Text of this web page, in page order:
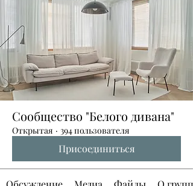
Сообщество "Белого дивана"
Открытая · 394 пользователя
Присоединиться